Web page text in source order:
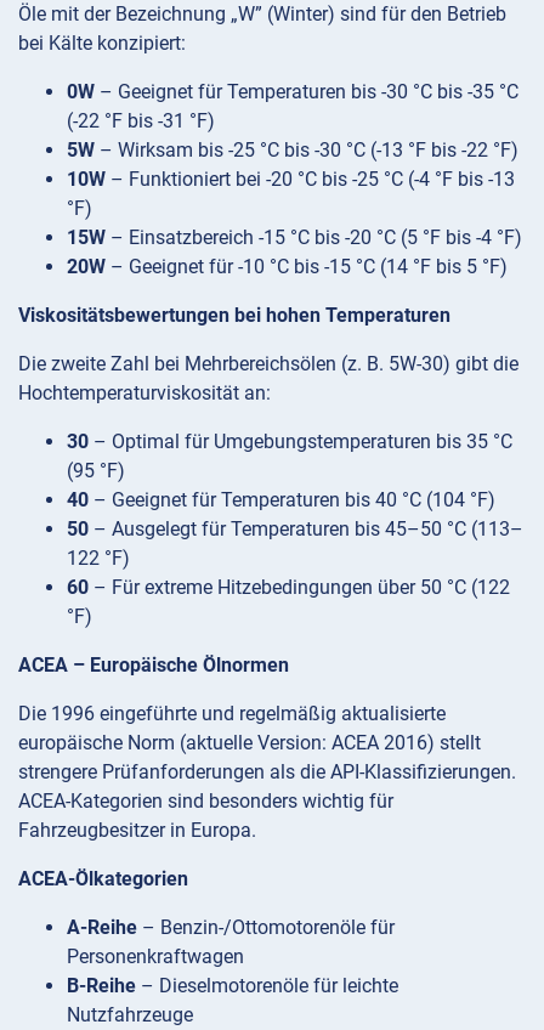
Öle mit der Bezeichnung „W” (Winter) sind für den Betrieb
bei Kälte konzipiert:
0W – Geeignet für Temperaturen bis -30 °C bis -35 °C
(-22 °F bis -31 °F)
5W – Wirksam bis -25 °C bis -30 °C (-13 °F bis -22 °F)
10W – Funktioniert bei -20 °C bis -25 °C (-4 °F bis -13
°F)
15W – Einsatzbereich -15 °C bis -20 °C (5 °F bis -4 °F)
20W – Geeignet für -10 °C bis -15 °C (14 °F bis 5 °F)
Viskositätsbewertungen bei hohen Temperaturen
Die zweite Zahl bei Mehrbereichsölen (z. B. 5W-30) gibt die
Hochtemperaturviskosität an:
30 – Optimal für Umgebungstemperaturen bis 35 °C
(95 °F)
40 – Geeignet für Temperaturen bis 40 °C (104 °F)
50 – Ausgelegt für Temperaturen bis 45–50 °C (113–
122 °F)
60 – Für extreme Hitzebedingungen über 50 °C (122
°F)
ACEA – Europäische Ölnormen
Die 1996 eingeführte und regelmäßig aktualisierte
europäische Norm (aktuelle Version: ACEA 2016) stellt
strengere Prüfanforderungen als die API-Klassifizierungen.
ACEA-Kategorien sind besonders wichtig für
Fahrzeugbesitzer in Europa.
ACEA-Ölkategorien
A-Reihe – Benzin-/Ottomotorenöle für
Personenkraftwagen
B-Reihe – Dieselmotorenöle für leichte
Nutzfahrzeuge